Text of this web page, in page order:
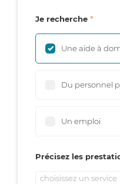
Je recherche
Une aide à
Du personnel
Un emploi
Précisez les
choisissez un service